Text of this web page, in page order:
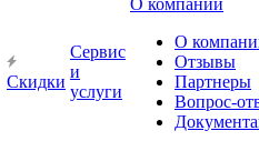
Скидки
Сервис
и
услуги
О компании
О
Отзывы
Партнеры
Вопрос-